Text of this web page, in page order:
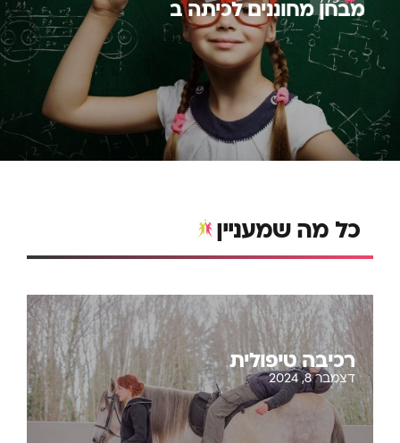
מבחן מחוננים לכיתה ב
כל מה שמעניין
רכיבה טיפולית
דצמבר 8, 2024